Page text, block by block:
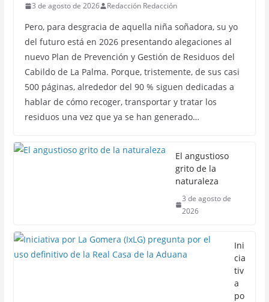
3 de agosto de 2026 Redacción Redacción
Pero, para desgracia de aquella niña soñadora, su yo
del futuro está en 2026 presentando alegaciones al
nuevo Plan de Prevención y Gestión de Residuos del
Cabildo de La Palma. Porque, tristemente, de sus casi
500 páginas, alrededor del 90 % siguen dedicadas a
hablar de cómo recoger, transportar y tratar los
residuos una vez que ya se han generado…
El angustioso
grito de la
naturaleza
3 de agosto de
2026
Ini
cia
tiv
a
po